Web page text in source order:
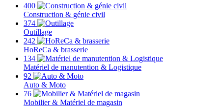
400
Construction & génie civil
374
Outillage
242
HoReCa & brasserie
134
Matériel de manutention & Logistique
92
Auto & Moto
76
Mobilier & Matériel de magasin